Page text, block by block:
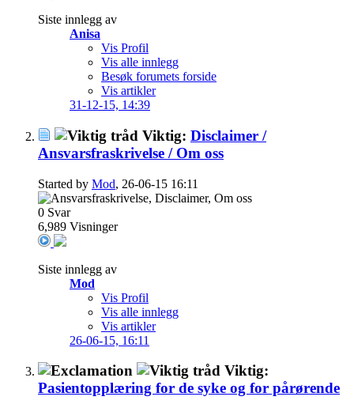
Siste innlegg av
Anisa
Vis Profil
Vis alle innlegg
Besøk forumets forside
Vis artikler
31-12-15, 14:39
Viktig: Disclaimer /
Ansvarsfraskrivelse / Om oss
Started by Mod, 26-06-15 16:11
0 Svar
6,989 Visninger
Siste innlegg av
Mod
Vis Profil
Vis alle innlegg
Vis artikler
26-06-15, 16:11
Viktig:
Pasientopplæring for de syke og for pårørende